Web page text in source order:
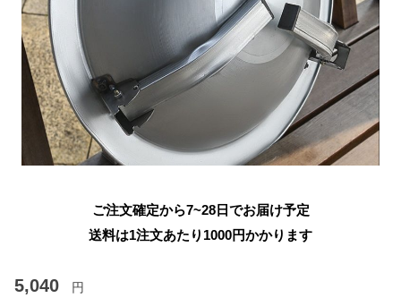
ご注文確定から7~28日でお届け予定
送料は1注文あたり 1000円かかります
5,040 円